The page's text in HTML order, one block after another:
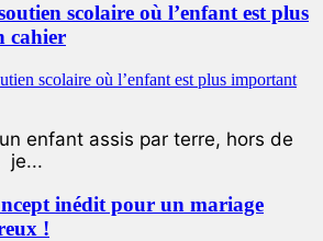
scolaire où l’enfant est plus
cahier
enfant assis par terre, hors de
je...
inédit pour un mariage
!